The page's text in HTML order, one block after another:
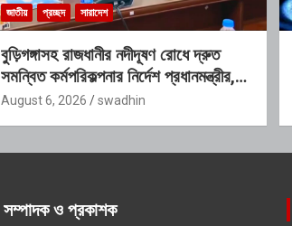
জাতীয় প্রচ্ছদ সারাদেশ
বুড়িগঙ্গাসহ রাজধানীর নদীদূষণ রোধে দ্রুত
সমন্বিত কর্মপরিকল্পনার নির্দেশ প্রধানমন্ত্রীর,
গঠিত হচ্ছে আন্তঃসংস্থা সমন্বয় কমিটি
August 6, 2026 swadhin
সম্পাদক ও প্রকাশক